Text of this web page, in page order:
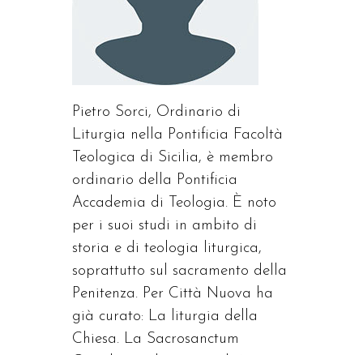
Pietro Sorci, Ordinario di
Liturgia nella Pontificia Facoltà
Teologica di Sicilia, è membro
ordinario della Pontificia
Accademia di Teologia. È noto
per i suoi studi in ambito di
storia e di teologia liturgica,
soprattutto sul sacramento della
Penitenza. Per Città Nuova ha
già curato: La liturgia della
Chiesa. La Sacrosanctum